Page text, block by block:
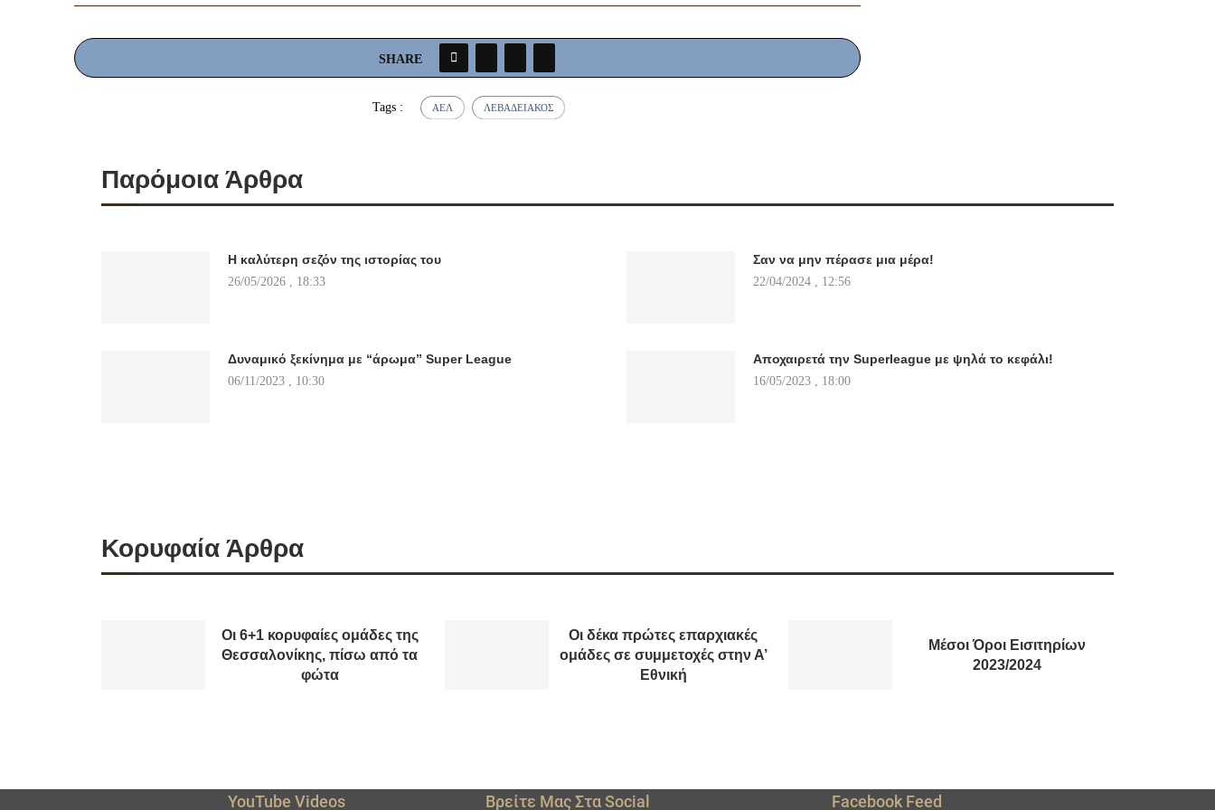
SHARE
Tags : ΑΕΛ ΛΕΒΑΔΕΙΑΚΌΣ
Παρόμοια Άρθρα
Η καλύτερη σεζόν της ιστορίας του
26/05/2026 , 18:33
Σαν να μην πέρασε μια μέρα!
22/04/2024 , 12:56
Δυναμικό ξεκίνημα με “άρωμα” Super League
06/11/2023 , 10:30
Αποχαιρετά την Superleague με ψηλά το κεφάλι!
16/05/2023 , 18:00
Κορυφαία Άρθρα
Οι 6+1 κορυφαίες ομάδες της
Θεσσαλονίκης, πίσω από τα
φώτα
Οι δέκα πρώτες επαρχιακές
ομάδες σε συμμετοχές στην Α’
Εθνική
Μέσοι Όροι Εισιτηρίων
2023/2024
YouTube Videos Βρείτε Μας Στα Social Facebook Feed